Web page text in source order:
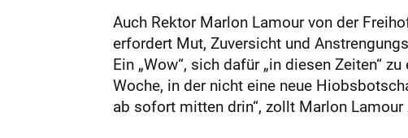
Auch Rektor Marlon Lamour von der
erfordert Mut, Zuversicht und
Ein „Wow“, sich dafür „in diesen Zeiten“
Woche, in der nicht eine neue
ab sofort mitten drin“, zollt Marlon